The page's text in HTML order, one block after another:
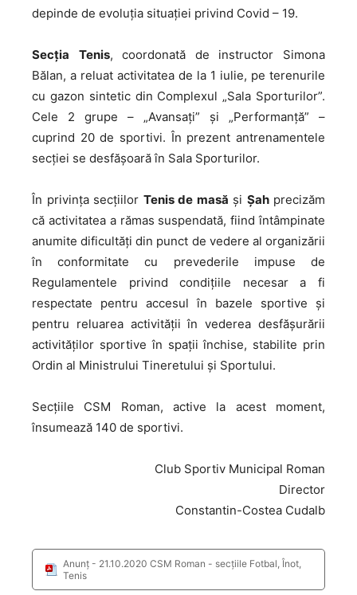
depinde de evoluția situației privind Covid – 19.
Secția Tenis, coordonată de instructor Simona
Bălan, a reluat activitatea de la 1 iulie, pe terenurile
cu gazon sintetic din Complexul „Sala Sporturilor”.
Cele 2 grupe – „Avansați” și „Performanță” –
cuprind 20 de sportivi. În prezent antrenamentele
secției se desfășoară în Sala Sporturilor.
În privința secțiilor Tenis de masă și Șahprecizăm
că activitatea a rămas suspendată, fiind întâmpinate
anumite dificultăți din punct de vedere al organizării
în conformitate cu prevederile impuse de
Regulamentele privind condițiile necesar a fi
respectate pentru accesul în bazele sportive și
pentru reluarea activității în vederea desfășurării
activităţilor sportive în spații închise, stabilite prin
Ordin al Ministrului Tineretului și Sportului.
Secțiile CSM Roman, active la acest moment,
însumează 140 de sportivi.
Club Sportiv Municipal Roman
Director
Constantin-Costea Cudalb
Anunț - 21.10.2020 CSM Roman - secțiile Fotbal, Înot,
Tenis